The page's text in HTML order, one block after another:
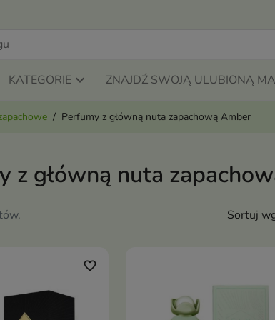
KATEGORIE ZNAJDŹ SWOJĄ ULUBIONĄ
Perfumy z główną nuta zapachową Amber
z główną nuta
Sortuj
favorite_border